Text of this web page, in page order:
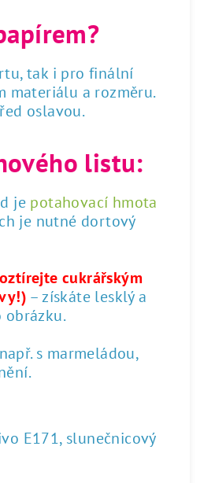
tak i pro finální
materiálu a rozměru.
oslavou.
listu:
je potahovací hmota
je nutné dortový
cukrářským
– získáte lesklý a
obrázku.
s marmeládou,
E171, slunečnicový